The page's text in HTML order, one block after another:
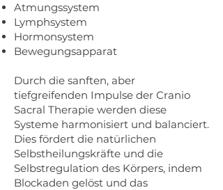
Atmungssystem
Lymphsystem
Hormonsystem
Bewegungsapparat
Durch die sanften, aber
tiefgreifenden Impulse der Cranio
Sacral Therapie werden diese
Systeme harmonisiert und balanciert.
Dies fördert die natürlichen
Selbstheilungskräfte und die
Selbstregulation des Körpers, indem
Blockaden gelöst und das